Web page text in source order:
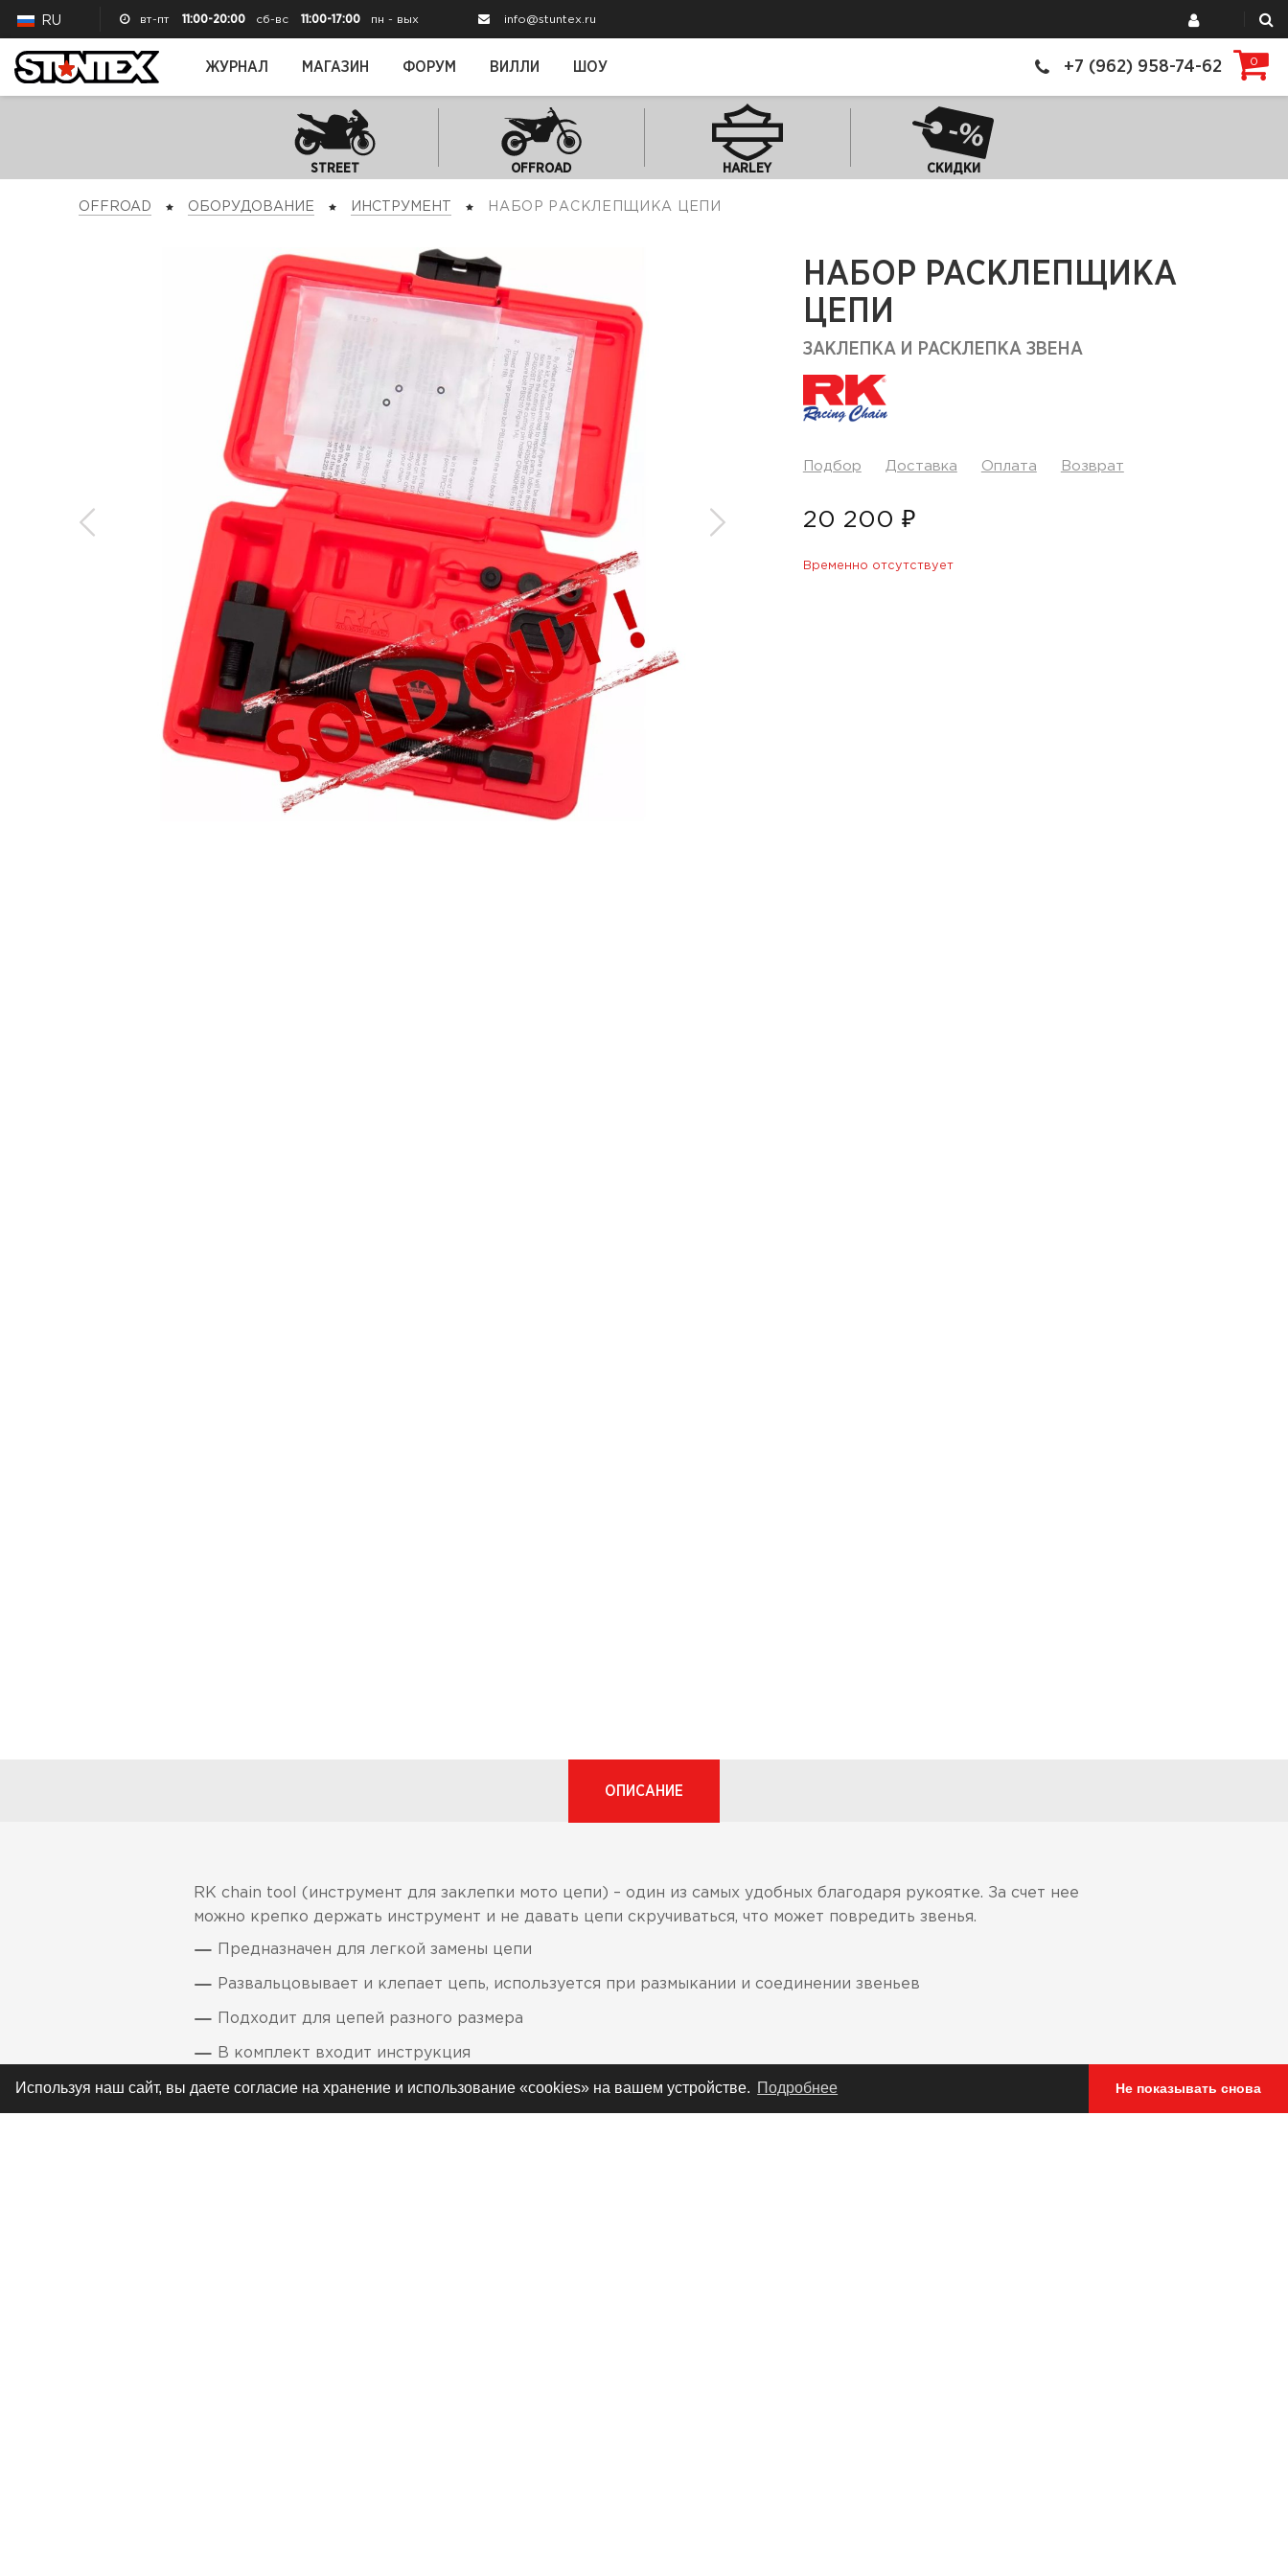
Используя наш сайт, вы даете согласие на хранение и использование «cookies» на вашем устройстве. Подробнее Не показывать снова
RU вт-пт 11:00-20:00 сб-вс 11:00-17:00 пн - вых info@stuntex.ru
ЖУРНАЛ МАГАЗИН ФОРУМ ВИЛЛИ ШОУ +7 (962) 958-74-62 0
STREET OFFROAD HARLEY СКИДКИ
OFFROAD ОБОРУДОВАНИЕ ИНСТРУМЕНТ НАБОР РАСКЛЕПЩИКА ЦЕПИ
НАБОР РАСКЛЕПЩИКА
ЦЕПИ
ЗАКЛЕПКА И РАСКЛЕПКА ЗВЕНА
Подбор Доставка Оплата Возврат
20 200 ₽
Временно отсутствует
ОПИСАНИЕ
RK chain tool (инструмент для заклепки мото цепи) – один из самых удобных благодаря рукоятке. За счет нее
можно крепко держать инструмент и не давать цепи скручиваться, что может повредить звенья.
Предназначен для легкой замены цепи
Развальцовывает и клепает цепь, используется при размыкании и соединении звеньев
Подходит для цепей разного размера
В комплект входит инструкция
Имеет рукоятку, позволяющую крепко фиксировать звено